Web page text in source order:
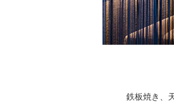
鉄板焼き、